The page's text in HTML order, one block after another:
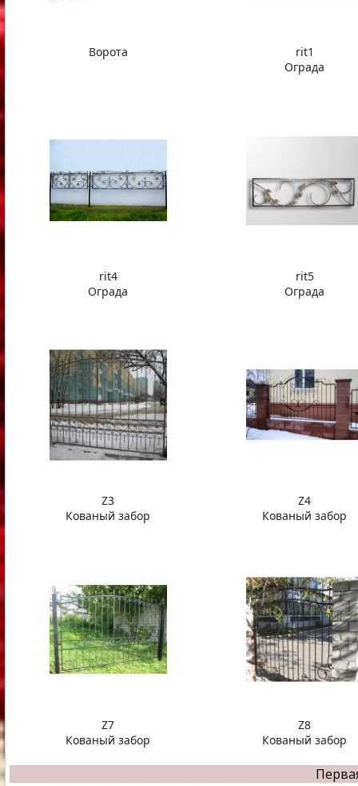
Ворота
rit1
Ограда
rit4
Ограда
rit5
Ограда
Z3
Кованый забор
Z4
Кованый забор
Z7
Кованый забор
Z8
Кованый забор